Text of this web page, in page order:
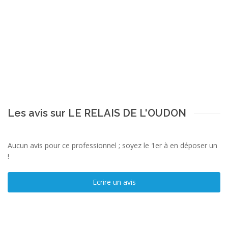
Les avis sur LE RELAIS DE L'OUDON
Aucun avis pour ce professionnel ; soyez le 1er à en déposer un
!
Ecrire un avis